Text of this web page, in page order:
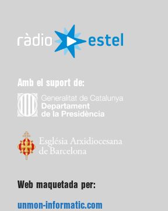
Amb el suport de:
Web maquetada per:
unmon-informatic.com